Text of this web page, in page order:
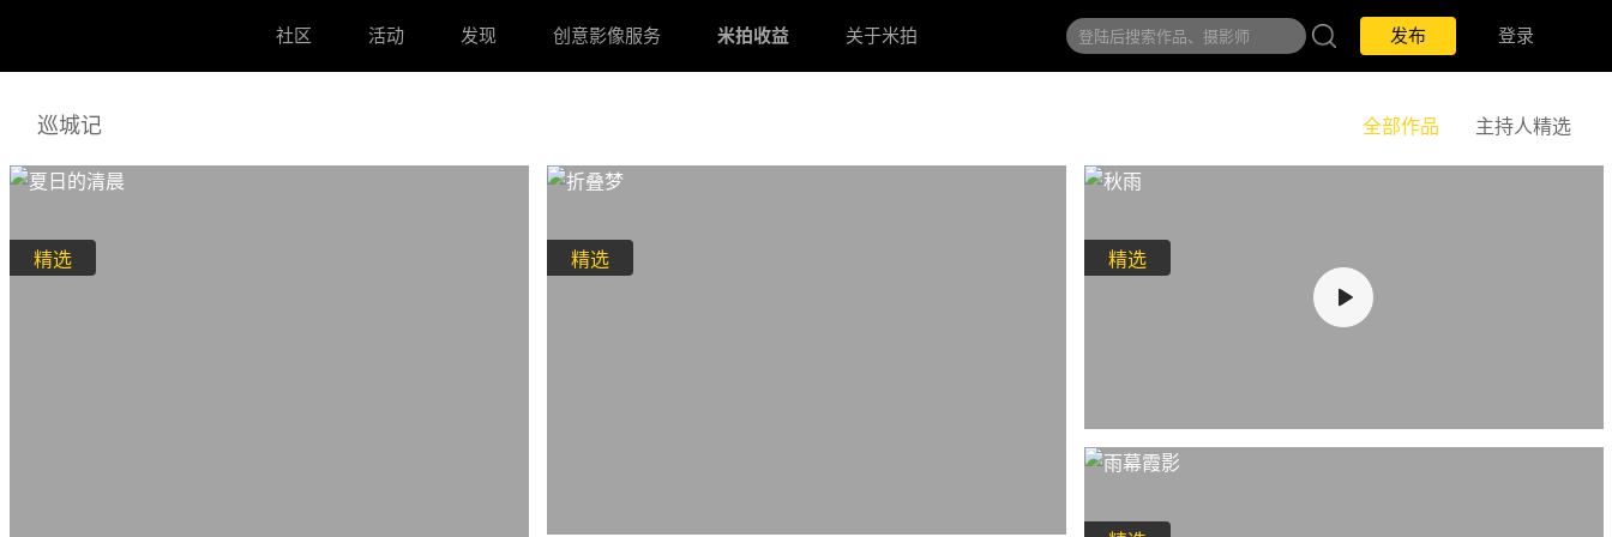
社区 活动 发现 创意影像服务 米拍收益 关于米拍 发布 登录
巡城记 全部作品 主持人精选
精选 精选 精选